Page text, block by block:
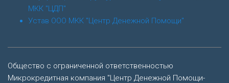
МКК "ЦДП"
Устав ООО МКК "Центр Денежной Помощи"
Общество с ограниченной ответственностью
Микрокредитная компания "Центр Денежной Помощи-